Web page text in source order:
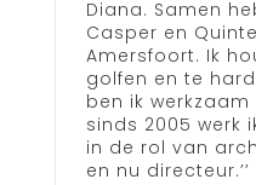
Diana. Samen
Casper en
Amersfoort. Ik
golfen en te
ben ik
sinds 2005 werk
in de rol van
en nu directeur.’’